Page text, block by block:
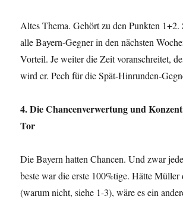
Altes Thema. Gehört zu den Punkten
alle Bayern-Gegner in den nächsten
Vorteil. Je weiter die Zeit voranschreitet,
wird er. Pech für die Spät-Hinrunden-
4. Die Chancenverwertung und
Tor
Die Bayern hatten Chancen. Und zwar
beste war die erste 100%tige. Hätte Müller
(warum nicht, siehe 1-3), wäre es ein